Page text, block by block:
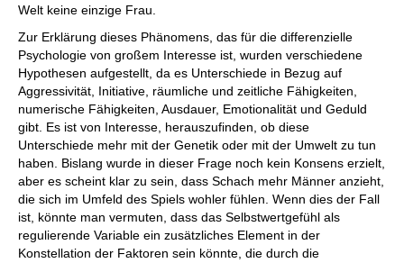
Welt keine einzige Frau.
Zur Erklärung dieses Phänomens, das für die differenzielle
Psychologie von großem Interesse ist, wurden verschiedene
Hypothesen aufgestellt, da es Unterschiede in Bezug auf
Aggressivität, Initiative, räumliche und zeitliche Fähigkeiten,
numerische Fähigkeiten, Ausdauer, Emotionalität und Geduld
gibt. Es ist von Interesse, herauszufinden, ob diese
Unterschiede mehr mit der Genetik oder mit der Umwelt zu tun
haben. Bislang wurde in dieser Frage noch kein Konsens erzielt,
aber es scheint klar zu sein, dass Schach mehr Männer anzieht,
die sich im Umfeld des Spiels wohler fühlen. Wenn dies der Fall
ist, könnte man vermuten, dass das Selbstwertgefühl als
regulierende Variable ein zusätzliches Element in der
Konstellation der Faktoren sein könnte, die durch die